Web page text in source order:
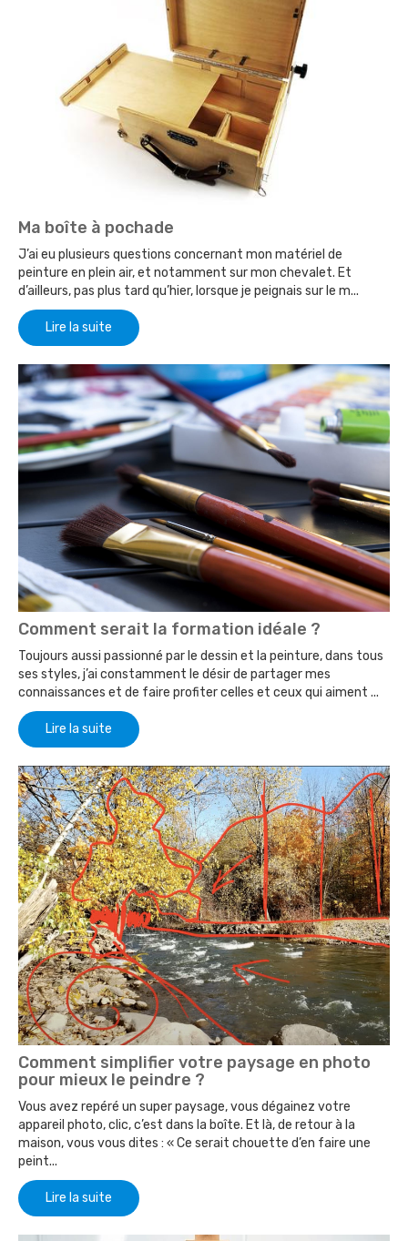
Ma boîte à pochade
J’ai eu plusieurs questions concernant mon matériel de
peinture en plein air, et notamment sur mon chevalet. Et
d’ailleurs, pas plus tard qu’hier, lorsque je peignais sur le m...
Lire la suite
Comment serait la formation idéale ?
Toujours aussi passionné par le dessin et la peinture, dans tous
ses styles, j’ai constamment le désir de partager mes
connaissances et de faire profiter celles et ceux qui aiment ...
Lire la suite
Comment simplifier votre paysage en photo
pour mieux le peindre ?
Vous avez repéré un super paysage, vous dégainez votre
appareil photo, clic, c’est dans la boîte. Et là, de retour à la
maison, vous vous dites : « Ce serait chouette d’en faire une
peint...
Lire la suite